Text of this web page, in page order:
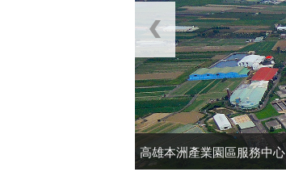
高雄本洲產業園區服務中心